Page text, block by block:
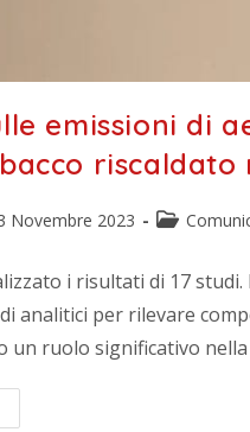
emissioni di
Novembre 2023
i risultati di 17
analitici per rilevare
un ruolo significativo